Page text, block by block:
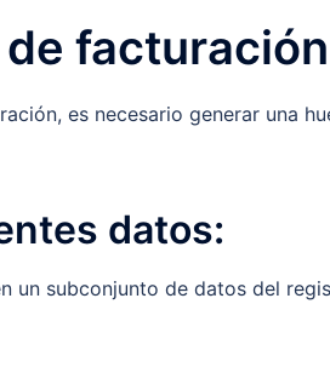
facturación
es necesario generar una
datos:
un subconjunto de datos del